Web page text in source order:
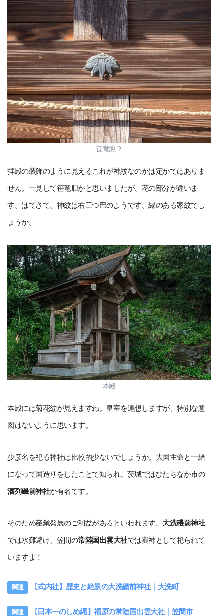
笹竜胆？
拝殿の装飾のように見えるこれが神紋なのかは定かではありま
せん。一見して笹竜胆かと思いましたが、花の部分が違いま
す。はてさて。神紋は右三つ巴のようです。縁のある家紋でし
ょうか。
本殿
本殿には菊花紋が見えますね。皇室を連想しますが、特別な意
図はないように思います。
少彦名を祀る神社は比較的少ないでしょうか。大国主命と一緒
になって国造りをしたことで知られ、茨城ではひたちなか市の
酒列磯前神社が有名です。
そのため産業発展のご利益があるといわれます。 大洗磯前神社
では水難避け、笠間の常陸国出雲大社では薬神として祀られて
いますよ！
【式内社】歴史と絶景の大洗磯前神社｜大洗町
【日本一のしめ縄】福原の常陸国出雲大社｜笠間市